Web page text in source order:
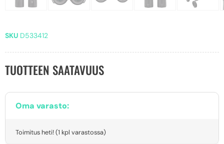
SKU D533412
TUOTTEEN SAATAVUUS
Oma varasto:
Toimitus heti! (1 kpl varastossa)